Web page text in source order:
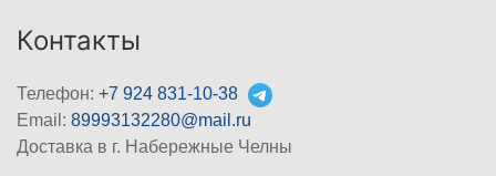
Контакты
Телефон: +7 924 831-10-38
Email: 89993132280@mail.ru
Доставка в г. Набережные Челны